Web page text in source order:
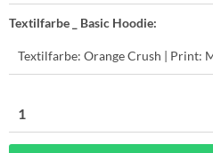
Textilfarbe _ Basic Hoodie: